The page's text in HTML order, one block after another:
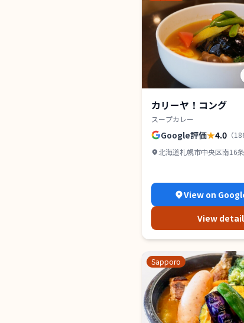
カリーヤ！コング
スープカレー
Google評価★4.0 （
北海道札幌市中央区南16
View on
View
Sapporo